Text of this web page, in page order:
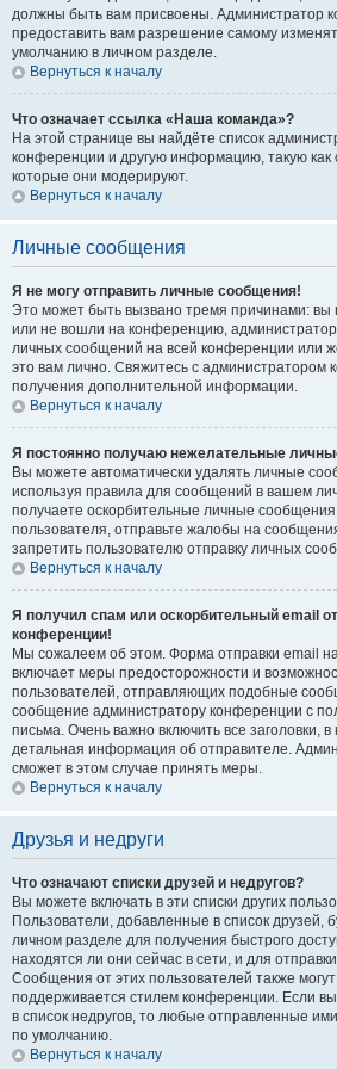
должны быть вам присвоены. Администратор
предоставить вам разрешение самому
умолчанию в личном разделе.
Вернуться к началу
Что означает ссылка «Наша команда»?
На этой странице вы найдёте список
конференции и другую информацию, такую
которые они модерируют.
Вернуться к началу
Личные сообщения
Я не могу отправить личные сообщения!
Это может быть вызвано тремя причинами: вы
или не вошли на конференцию, администратор
личных сообщений на всей конференции или
это вам лично. Свяжитесь с администратором
получения дополнительной информации.
Вернуться к началу
Я постоянно получаю нежелательные
Вы можете автоматически удалять личные
используя правила для сообщений в вашем
получаете оскорбительные личные сообщения
пользователя, отправьте жалобы на
запретить пользователю отправку личных
Вернуться к началу
Я получил спам или оскорбительный email от
конференции!
Мы сожалеем об этом. Форма отправки email
включает меры предосторожности и
пользователей, отправляющих подобные
сообщение администратору конференции с
письма. Очень важно включить все заголовки,
детальная информация об отправителе.
сможет в этом случае принять меры.
Вернуться к началу
Друзья и недруги
Что означают списки друзей и недругов?
Вы можете включать в эти списки других
Пользователи, добавленные в список друзей,
личном разделе для получения быстрого
находятся ли они сейчас в сети, и для
Сообщения от этих пользователей также
поддерживается стилем конференции. Если
в список недругов, то любые отправленные
по умолчанию.
Вернуться к началу